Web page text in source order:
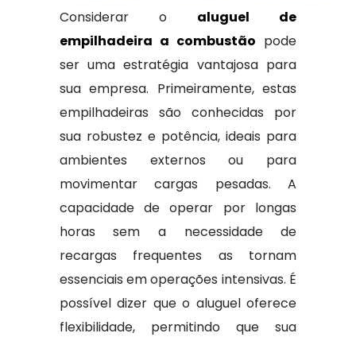
Considerar o aluguel de
empilhadeira a combustão pode
ser uma estratégia vantajosa para
sua empresa. Primeiramente, estas
empilhadeiras são conhecidas por
sua robustez e potência, ideais para
ambientes externos ou para
movimentar cargas pesadas. A
capacidade de operar por longas
horas sem a necessidade de
recargas frequentes as tornam
essenciais em operações intensivas. É
possível dizer que o aluguel oferece
flexibilidade, permitindo que sua